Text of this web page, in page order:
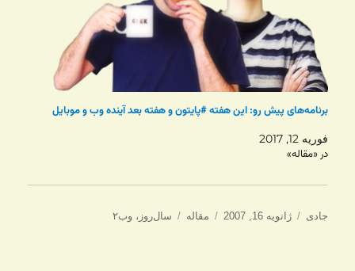
برنامه‌های پیش رو: این‌ هفته #پایتون و هفته بعد آینده وب و موبایل
فوریه 12, 2017
در «مقاله»
نویسنده
جادی
ارسال
ژانویه 16, 2007 دسته‌ها
مقاله برچسب‌ها
سال‌روز ،وب۲